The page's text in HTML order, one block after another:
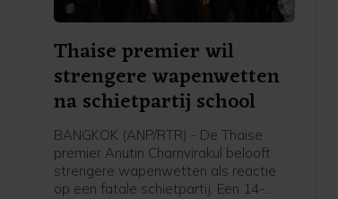
Thaise premier wil
strengere wapenwetten
na schietpartij school
BANGKOK (ANP/RTR) - De Thaise
premier Anutin Charnvirakul belooft
strengere wapenwetten als reactie
op een fatale schietpartij. Een 14-